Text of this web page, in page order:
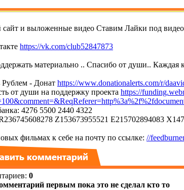
сайт и выложенные видео Ставим Лайки под
https://vk.com/club52847873
материально .. Спасибо от души.. Каждая
- Донат https://www.donationalerts.com/r/
от души на поддержку проекта https://
4276 5500 2440 4322
Z153673955521 E215702894083
фильмах к себе на почту по ссылке: //
: 0